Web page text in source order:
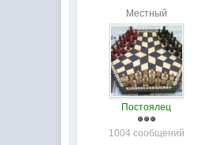
Местный
Постоялец
1004 сообщений